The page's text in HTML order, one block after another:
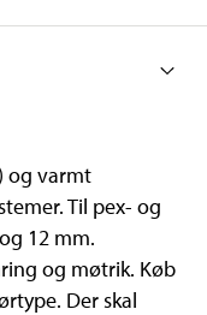
og varmt
Til pex- og
12 mm.
og møtrik. Køb
Der skal